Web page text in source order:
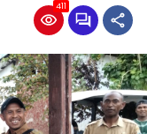
411